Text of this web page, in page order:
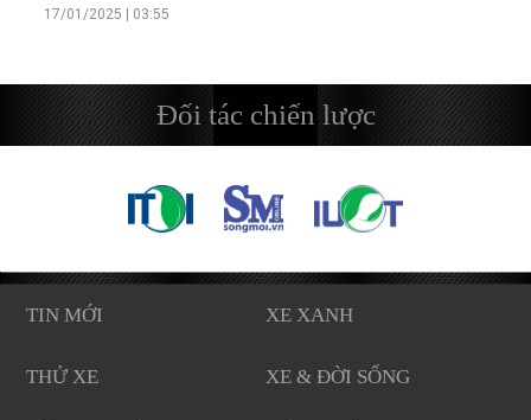
17/01/2025 | 03:55
Đối tác chiến lược
TIN MỚI XE XANH
THỬ XE XE & ĐỜI SỐNG